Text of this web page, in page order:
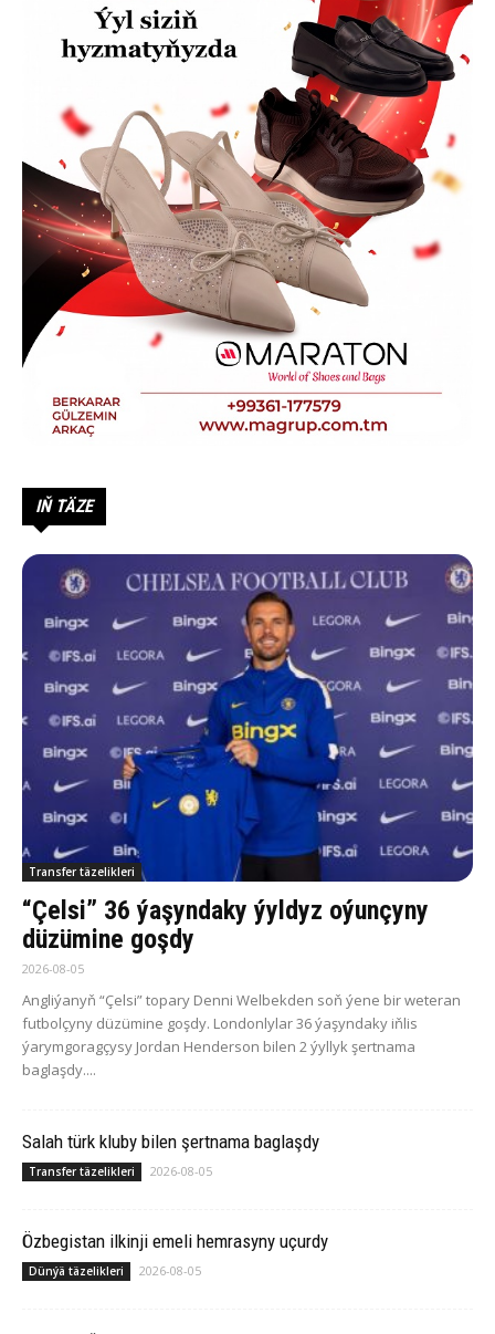
IŇ TÄZE
Transfer täzelikleri
“Çelsi” 36 ýaşyndaky ýyldyz oýunçyny
düzümine goşdy
2026-08-05
Angliýanyň “Çelsi” topary Denni Welbekden soň ýene bir weteran
futbolçyny düzümine goşdy. Londonlylar 36 ýaşyndaky iňlis
ýarymgoragçysy Jordan Henderson bilen 2 ýyllyk şertnama
baglaşdy....
Salah türk kluby bilen şertnama baglaşdy
Transfer täzelikleri 2026-08-05
Özbegistan ilkinji emeli hemrasyny uçurdy
Dünýä täzelikleri 2026-08-05